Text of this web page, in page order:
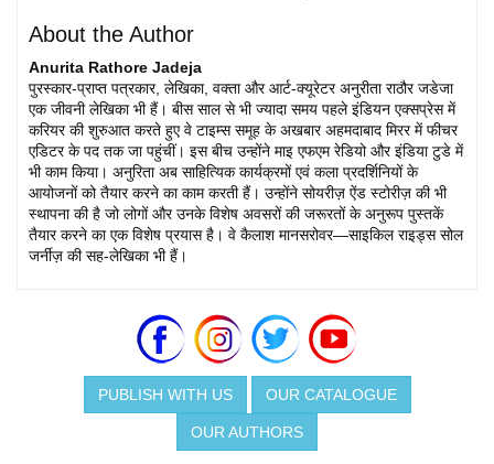
About the Author
Anurita Rathore Jadeja
पुरस्कार-प्राप्त पत्रकार, लेखिका, वक्ता और आर्ट-क्यूरेटर अनुरीता राठौर जडेजा
एक जीवनी लेखिका भी हैं। बीस साल से भी ज्यादा समय पहले इंडियन एक्सप्रेस में
करियर की शुरुआत करते हुए वे टाइम्स समूह के अखबार अहमदाबाद मिरर में फीचर
एडिटर के पद तक जा पहुंचीं। इस बीच उन्होंने माइ एफएम रेडियो और इंडिया टुडे में
भी काम किया। अनुरिता अब साहित्यिक कार्यक्रमों एवं कला प्रदर्शिनियों के
आयोजनों को तैयार करने का काम करती हैं। उन्होंने सोयरीज़ ऐंड स्टोरीज़ की भी
स्थापना की है जो लोगों और उनके विशेष अवसरों की जरूरतों के अनुरूप पुस्तकें
तैयार करने का एक विशेष प्रयास है। वे कैलाश मानसरोवर—साइकिल राइड्स सोल
जर्नीज़ की सह-लेखिका भी हैं।
PUBLISH WITH US OUR CATALOGUE
OUR AUTHORS